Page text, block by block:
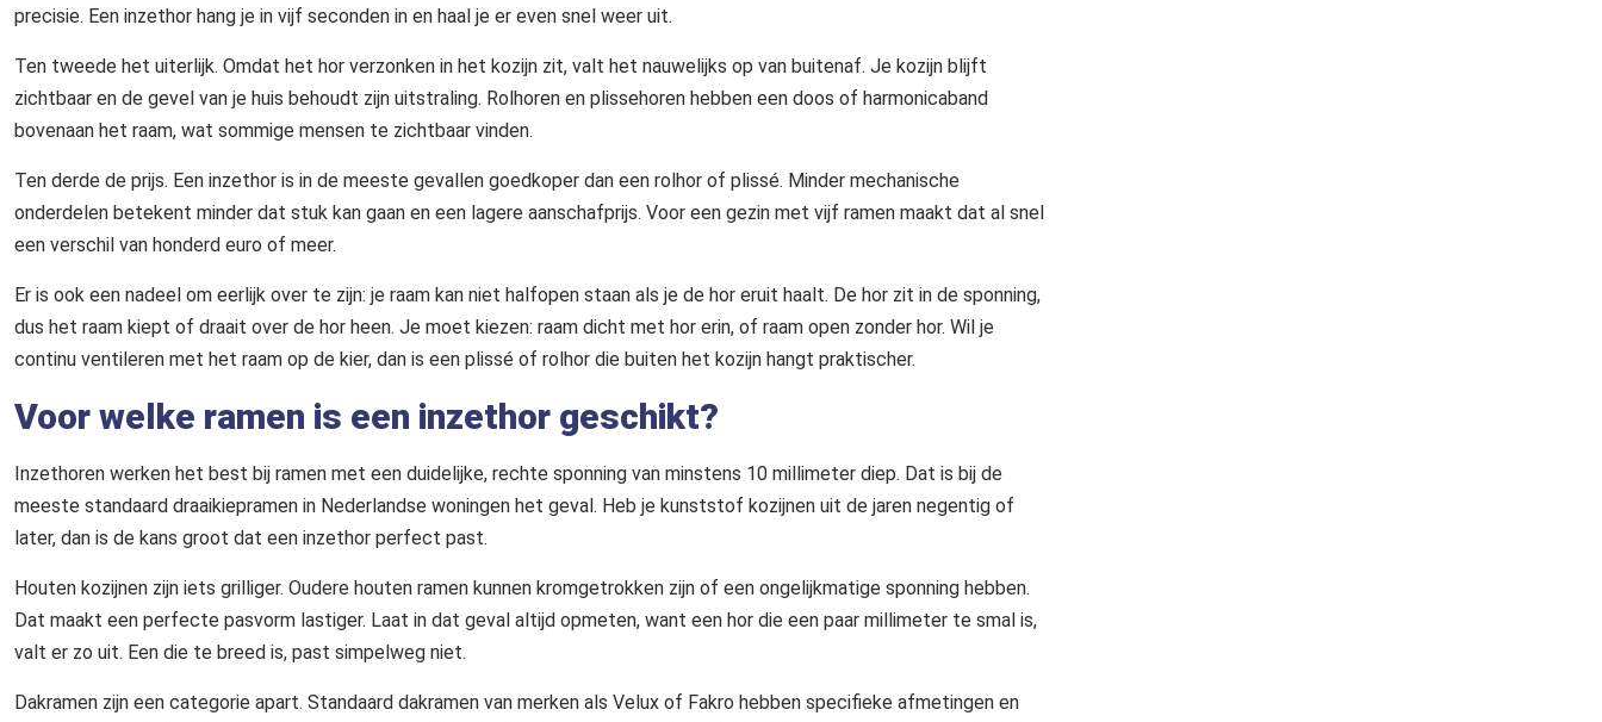
precisie. Een inzethor hang je in vijf seconden in en haal je er even snel weer uit.
Ten tweede het uiterlijk. Omdat het hor verzonken in het kozijn zit, valt het nauwelijks op van buitenaf. Je kozijn blijft
zichtbaar en de gevel van je huis behoudt zijn uitstraling. Rolhoren en plissehoren hebben een doos of harmonicaband
bovenaan het raam, wat sommige mensen te zichtbaar vinden.
Ten derde de prijs. Een inzethor is in de meeste gevallen goedkoper dan een rolhor of plissé. Minder mechanische
onderdelen betekent minder dat stuk kan gaan en een lagere aanschafprijs. Voor een gezin met vijf ramen maakt dat al snel
een verschil van honderd euro of meer.
Er is ook een nadeel om eerlijk over te zijn: je raam kan niet halfopen staan als je de hor eruit haalt. De hor zit in de sponning,
dus het raam kiept of draait over de hor heen. Je moet kiezen: raam dicht met hor erin, of raam open zonder hor. Wil je
continu ventileren met het raam op de kier, dan is een plissé of rolhor die buiten het kozijn hangt praktischer.
Voor welke ramen is een inzethor geschikt?
Inzethoren werken het best bij ramen met een duidelijke, rechte sponning van minstens 10 millimeter diep. Dat is bij de
meeste standaard draaikiepramen in Nederlandse woningen het geval. Heb je kunststof kozijnen uit de jaren negentig of
later, dan is de kans groot dat een inzethor perfect past.
Houten kozijnen zijn iets grilliger. Oudere houten ramen kunnen kromgetrokken zijn of een ongelijkmatige sponning hebben.
Dat maakt een perfecte pasvorm lastiger. Laat in dat geval altijd opmeten, want een hor die een paar millimeter te smal is,
valt er zo uit. Een die te breed is, past simpelweg niet.
Dakramen zijn een categorie apart. Standaard dakramen van merken als Velux of Fakro hebben specifieke afmetingen en